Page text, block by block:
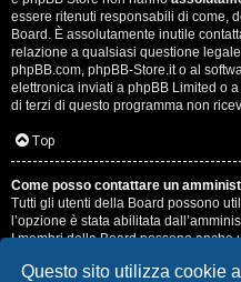
Questo sito utilizza cookie
essere ritenuti responsabili di come,
Board. È assolutamente inutile
relazione a qualsiasi questione legale
phpBB.com, phpBB-Store.it o al
elettronica inviati a phpBB Limited o
di terzi di questo programma non
Top
Come posso contattare un
Tutti gli utenti della Board possono
l’opzione è stata abilitata
I membri della Board possono anche
Top